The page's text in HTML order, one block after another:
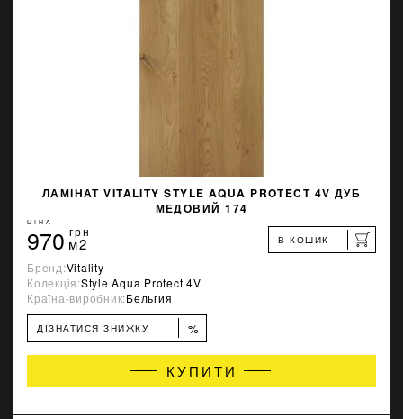
ЛАМІНАТ VITALITY STYLE AQUA PROTECT 4V ДУБ
МЕДОВИЙ 174
ЦІНА
970 грн
м2 В КОШИК
Бренд:Vitality
Колекція:Style Aqua Protect 4V
Країна-виробник:Бельгия
ДІЗНАТИСЯ ЗНИЖКУ %
КУПИТИ